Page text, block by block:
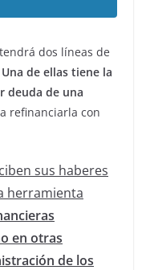
dos líneas de
Una de ellas tiene la
deuda de una
refinanciarla con
sus haberes
herramienta
en otras
de los